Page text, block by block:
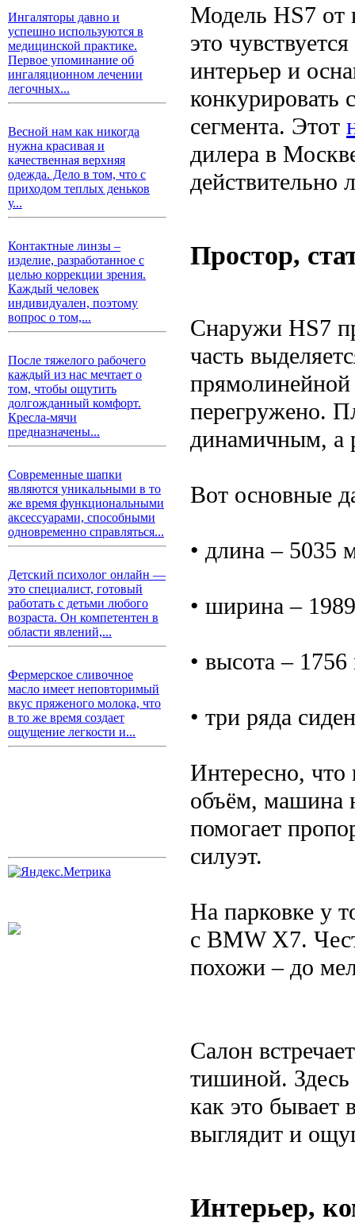
Ингаляторы давно и
успешно используются в
медицинской практике.
Первое упоминание об
ингаляционном лечении
легочных...
Весной нам как никогда
нужна красивая и
качественная верхняя
одежда. Дело в том, что с
приходом теплых деньков
у...
Контактные линзы –
изделие, разработанное с
целью коррекции зрения.
Каждый человек
индивидуален, поэтому
вопрос о том,...
После тяжелого рабочего
каждый из нас мечтает о
том, чтобы ощутить
долгожданный комфорт.
Кресла-мячи
предназначены...
Современные шапки
являются уникальными в то
же время функциональными
аксессуарами, способными
одновременно справляться...
Детский психолог онлайн —
это специалист, готовый
работать с детьми любого
возраста. Он компетентен в
области явлений,...
Фермерское сливочное
масло имеет неповторимый
вкус пряженого молока, что
в то же время создает
ощущение легкости и...
Модель HS7 от
это
интерьер и
конкурировать
сегмента. Этот
дилера в
действительно
Простор,
Снаружи HS7
часть
прямолинейной
перегружено.
динамичным, а
Вот основные
• длина – 5035
• ширина –
• высота –
• три ряда
Интересно,
объём, машина
помогает
силуэт.
На парковке у
с BMW X7.
похожи – до
Салон
тишиной.
как это бывает
выглядит и
Интерьер,